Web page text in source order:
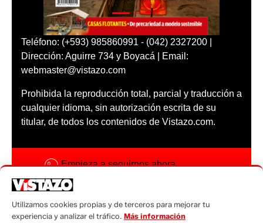
Teléfono: (+593) 985860991 - (042) 2327200 |
Dirección: Aguirre 734 y Boyacá | Email:
webmaster@vistazo.com
Prohibida la reproducción total, parcial y traducción a
cualquier idioma, sin autorización escrita de su
titular, de todos los contenidos de Vistazo.com.
Empieza a seguirnos ahora
Código ética
Utilizamos cookies propias y de terceros para mejorar tu
experiencia y analizar el tráfico. Más información